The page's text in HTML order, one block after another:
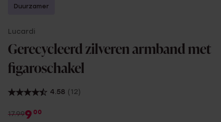
Duurzamer
Lucardi
Gerecycleerd zilveren armband met
figaroschakel
4.58 (12)
17.999 00